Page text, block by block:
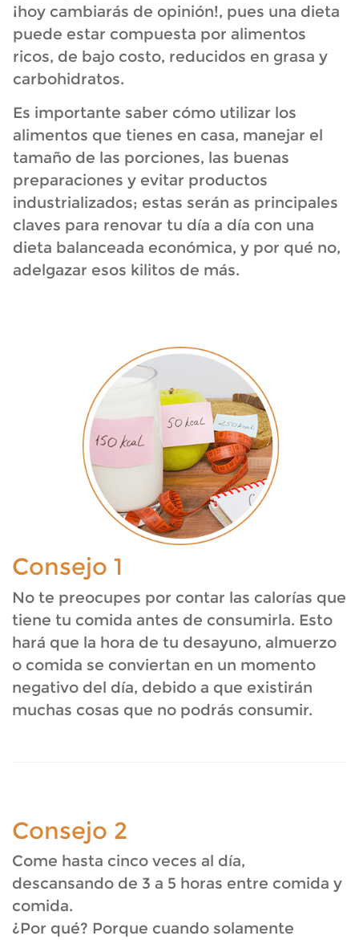
¡hoy cambiarás de opinión!, pues una dieta
puede estar compuesta por alimentos
ricos, de bajo costo, reducidos en grasa y
carbohidratos.
Es importante saber cómo utilizar los
alimentos que tienes en casa, manejar el
tamaño de las porciones, las buenas
preparaciones y evitar productos
industrializados; estas serán as principales
claves para renovar tu día a día con una
dieta balanceada económica, y por qué no,
adelgazar esos kilitos de más.
Consejo 1
No te preocupes por contar las calorías que
tiene tu comida antes de consumirla. Esto
hará que la hora de tu desayuno, almuerzo
o comida se conviertan en un momento
negativo del día, debido a que existirán
muchas cosas que no podrás consumir.
Consejo 2
Come hasta cinco veces al día,
descansando de 3 a 5 horas entre comida y
comida.
¿Por qué? Porque cuando solamente